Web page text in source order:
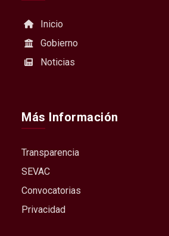
Inicio
Gobierno
Noticias
Más Información
Transparencia
SEVAC
Convocatorias
Privacidad